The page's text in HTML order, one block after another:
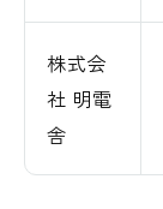
株式会
社 明電
舎